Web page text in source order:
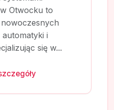
Otwocku to
i
się w...